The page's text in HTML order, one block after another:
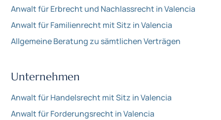
Anwalt für Erbrecht und Nachlassrecht in Valencia
Anwalt für Familienrecht mit Sitz in Valencia
Allgemeine Beratung zu sämtlichen Verträgen
Unternehmen
Anwalt für Handelsrecht mit Sitz in Valencia
Anwalt für Forderungsrecht in Valencia